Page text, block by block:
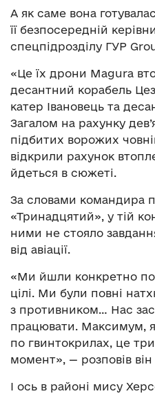
А як саме вона
її безпосередній
спецпідрозділу ГУР
«Це їх дрони Magura
десантний корабель
катер Івановець та
Загалом на рахунку
підбитих ворожих
відкрили рахунок
йдеться в сюжеті.
За словами командира
«Тринадцятий», у тій
ними не стояло
від авіації.
«Ми йшли конкретно
цілі. Ми були повні
з противником… Нас
працювати. Максимум,
по гвинтокрилах, це
момент», — розповів
І ось в районі мису